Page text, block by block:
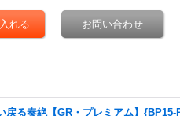
戻る奏絶【GR・プレミアム】{BP15-